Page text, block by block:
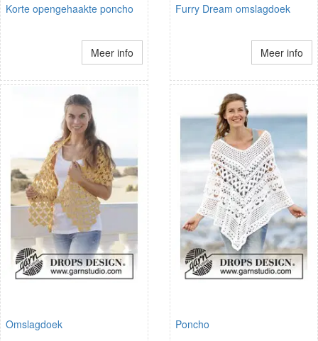
Korte opengehaakte poncho
Meer info
Furry Dream omslagdoek
Meer info
Omslagdoek Poncho